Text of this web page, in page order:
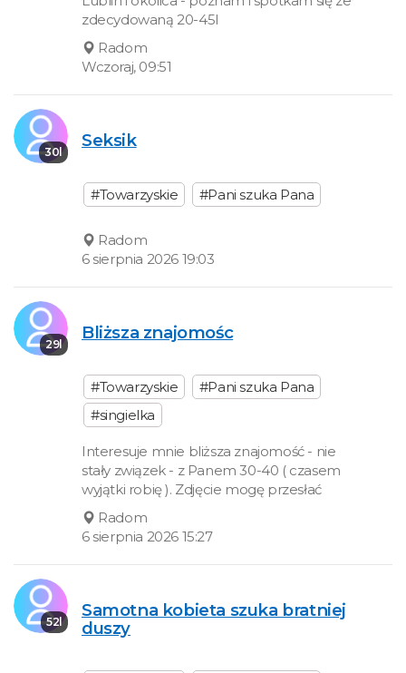
zdecydowaną 20-45l
Radom
Wczoraj, 09:51
30l
Seksik
#Towarzyskie #Pani szuka Pana
Radom
6 sierpnia 2026 19:03
29l
Bliższa znajomośc
#Towarzyskie
#Pani szuka Pana
#singielka
Interesuje mnie bliższa znajomość - nie
stały związek - z Panem 30-40 ( czasem
wyjątki robię ). Zdjęcie mogę przesłać
Radom
6 sierpnia 2026 15:27
52l
Samotna kobieta szuka bratniej
duszy